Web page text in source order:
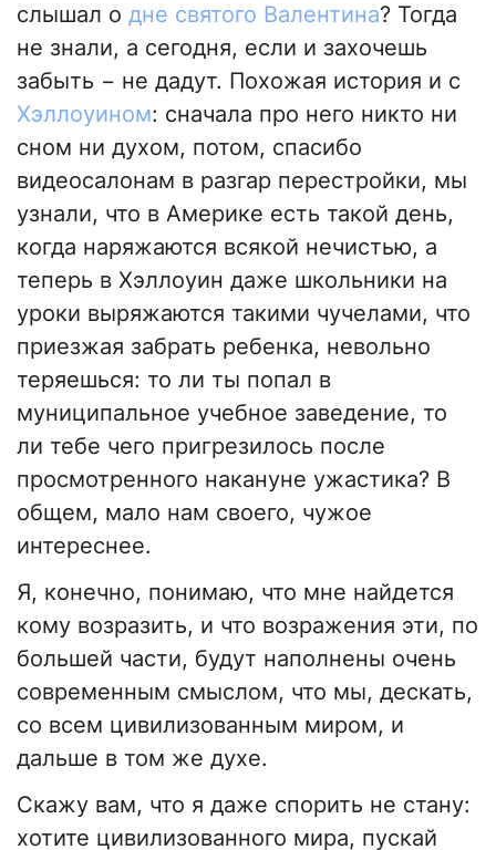
слышал о дне святого Валентина? Тогда
не знали, а сегодня, если и захочешь
забыть − не дадут. Похожая история и с
Хэллоуином: сначала про него никто ни
сном ни духом, потом, спасибо
видеосалонам в разгар перестройки, мы
узнали, что в Америке есть такой день,
когда наряжаются всякой нечистью, а
теперь в Хэллоуин даже школьники на
уроки выряжаются такими чучелами, что
приезжая забрать ребенка, невольно
теряешься: то ли ты попал в
муниципальное учебное заведение, то
ли тебе чего пригрезилось после
просмотренного накануне ужастика? В
общем, мало нам своего, чужое
интереснее.
Я, конечно, понимаю, что мне найдется
кому возразить, и что возражения эти, по
большей части, будут наполнены очень
современным смыслом, что мы, дескать,
со всем цивилизованным миром, и
дальше в том же духе.
Скажу вам, что я даже спорить не стану:
хотите цивилизованного мира, пускай